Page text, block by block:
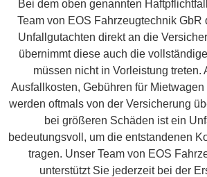
Bei dem oben genannten
Team von EOS Fahrzeugtechnik GbR
Unfallgutachten direkt an die
übernimmt diese auch die
müssen nicht in Vorleistung treten.
Ausfallkosten, Gebühren für
werden oftmals von der Versicherung
bei größeren Schäden ist ein
bedeutungsvoll, um die entstandenen
tragen. Unser Team von EOS
unterstützt Sie jederzeit bei der